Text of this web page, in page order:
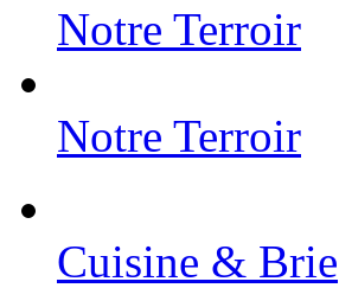
Notre Terroir
Notre Terroir
Cuisine & Brie